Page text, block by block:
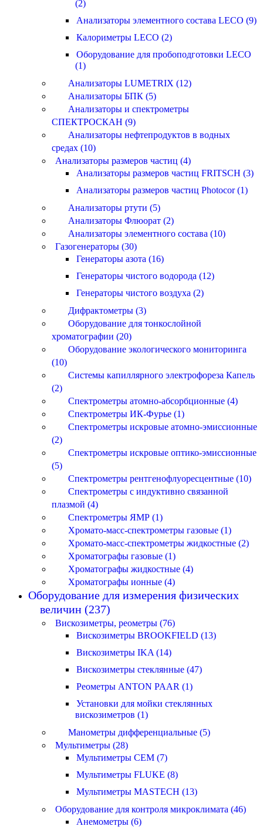
(2)
Анализаторы элементного состава LECO (9)
Калориметры LECO (2)
Оборудование для пробоподготовки LECO
(1)
Анализаторы LUMETRIX (12)
Анализаторы БПК (5)
Анализаторы и спектрометры
СПЕКТРОСКАН (9)
Анализаторы нефтепродуктов в водных
средах (10)
Анализаторы размеров частиц (4)
Анализаторы размеров частиц FRITSCH (3)
Анализаторы размеров частиц Photocor (1)
Анализаторы ртути (5)
Анализаторы Флюорат (2)
Анализаторы элементного состава (10)
Газогенераторы (30)
Генераторы азота (16)
Генераторы чистого водорода (12)
Генераторы чистого воздуха (2)
Дифрактометры (3)
Оборудование для тонкослойной
хроматографии (20)
Оборудование экологического мониторинга
(10)
Системы капиллярного электрофореза Капель
(2)
Спектрометры атомно-абсорбционные (4)
Спектрометры ИК-Фурье (1)
Спектрометры искровые атомно-эмиссионные
(2)
Спектрометры искровые оптико-эмиссионные
(5)
Спектрометры рентгенофлуоресцентные (10)
Спектрометры с индуктивно связанной
плазмой (4)
Спектрометры ЯМР (1)
Хромато-масс-спектрометры газовые (1)
Хромато-масс-спектрометры жидкостные (2)
Хроматографы газовые (1)
Хроматографы жидкостные (4)
Хроматографы ионные (4)
Оборудование для измерения физических
величин (237)
Вискозиметры, реометры (76)
Вискозиметры BROOKFIELD (13)
Вискозиметры IKA (14)
Вискозиметры стеклянные (47)
Реометры ANTON PAAR (1)
Установки для мойки стеклянных
вискозиметров (1)
Манометры дифференциальные (5)
Мультиметры (28)
Мультиметры CEM (7)
Мультиметры FLUKE (8)
Мультиметры MASTECH (13)
Оборудование для контроля микроклимата (46)
Анемометры (6)